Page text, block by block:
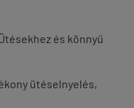
és könnyű
ütéselnyelés,